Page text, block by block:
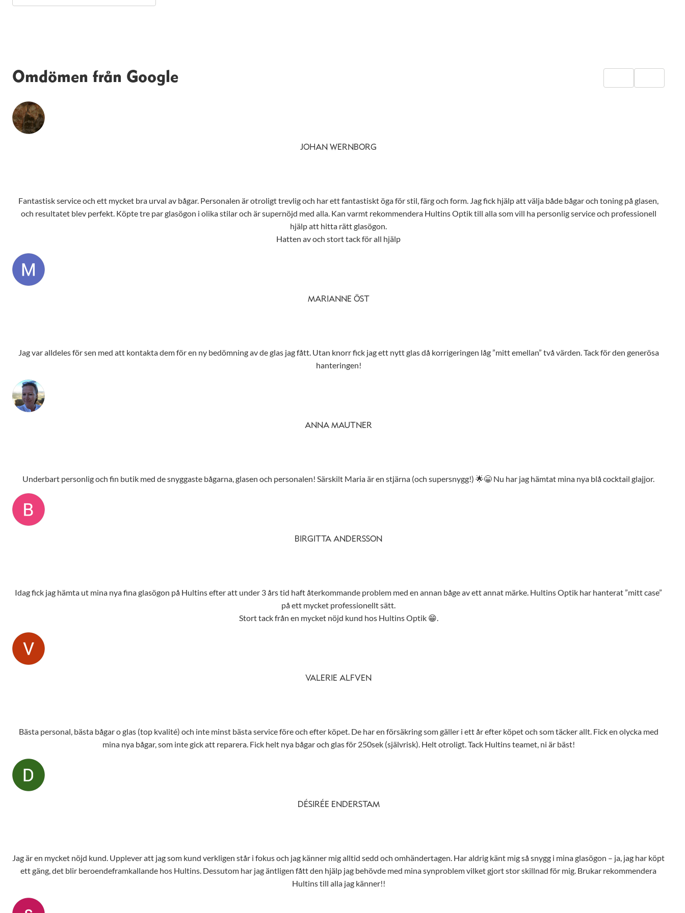
Omdömen från Google
JOHAN WERNBORG
Fantastisk service och ett mycket bra urval av bågar. Personalen är otroligt trevlig och har ett fantastiskt öga för stil, färg och form. Jag fick hjälp att välja både bågar och toning på glasen,
och resultatet blev perfekt. Köpte tre par glasögon i olika stilar och är supernöjd med alla. Kan varmt rekommendera Hultins Optik till alla som vill ha personlig service och professionell
hjälp att hitta rätt glasögon.
Hatten av och stort tack för all hjälp
MARIANNE ÖST
Jag var alldeles för sen med att kontakta dem för en ny bedömning av de glas jag fått. Utan knorr fick jag ett nytt glas då korrigeringen låg ”mitt emellan” två värden. Tack för den generösa
hanteringen!
ANNA MAUTNER
Underbart personlig och fin butik med de snyggaste bågarna, glasen och personalen! Särskilt Maria är en stjärna (och supersnygg!) 🌟😁 Nu har jag hämtat mina nya blå cocktail glajjor.
BIRGITTA ANDERSSON
Idag fick jag hämta ut mina nya fina glasögon på Hultins efter att under 3 års tid haft återkommande problem med en annan båge av ett annat märke. Hultins Optik har hanterat ”mitt case”
på ett mycket professionellt sätt.
Stort tack från en mycket nöjd kund hos Hultins Optik 😁.
VALERIE ALFVEN
Bästa personal, bästa bågar o glas (top kvalité) och inte minst bästa service före och efter köpet. De har en försäkring som gäller i ett år efter köpet och som täcker allt. Fick en olycka med
mina nya bågar, som inte gick att reparera. Fick helt nya bågar och glas för 250sek (självrisk). Helt otroligt. Tack Hultins teamet, ni är bäst!
DÉSIRÉE ENDERSTAM
Jag är en mycket nöjd kund. Upplever att jag som kund verkligen står i fokus och jag känner mig alltid sedd och omhändertagen. Har aldrig känt mig så snygg i mina glasögon – ja, jag har köpt
ett gäng, det blir beroendeframkallande hos Hultins. Dessutom har jag äntligen fått den hjälp jag behövde med mina synproblem vilket gjort stor skillnad för mig. Brukar rekommendera
Hultins till alla jag känner!!
anpassat innehåll